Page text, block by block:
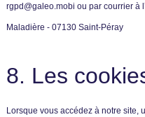
rgpd@galeo.mobi ou par courrier à
Maladière - 07130 Saint-Péray
8. Les
Lorsque vous accédez à notre site,